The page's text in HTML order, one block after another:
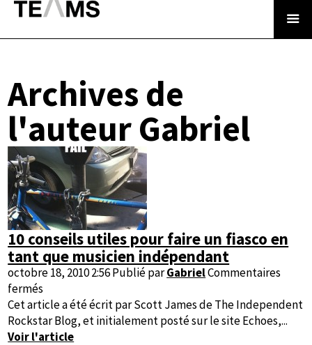
Archives de
l'auteur Gabriel
10 conseils utiles pour faire un fiasco en
tant que musicien indépendant
octobre 18, 2010 2:56Publié parGabrielCommentaires
fermés
10
conseils
utiles
Cet article a été écrit par Scott James de The Independent
Rockstar Blog, et initialement posté sur le site Echoes,...
Voir l'article